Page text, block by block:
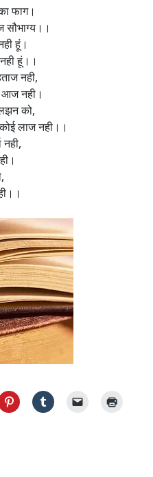
फाग।
सौभाग्य।।
हूं।
हूं।।
नही,
आज नही।
को,
लाज नही।।
नही,